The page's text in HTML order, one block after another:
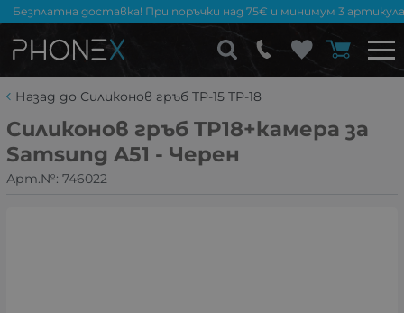
Безплатна доставка! При поръчки над 75€ и минимум 3
Назад до Силиконов гръб TP-15 TP-18
Силиконов гръб TP18+камера за
Samsung A51 - Черен
Арт.№: 746022